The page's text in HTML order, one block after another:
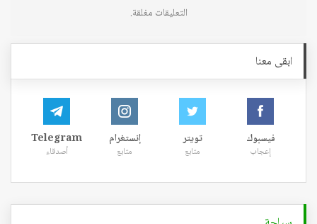
التعليقات مغلقة.
ابقى معنا
فيسبوك
إعجاب
تويتر
متابع
إنستغرام
متابع
Telegram
أصدقاء